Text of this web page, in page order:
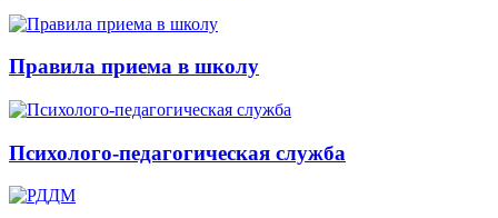
Правила приема в школу
Психолого-педагогическая служба